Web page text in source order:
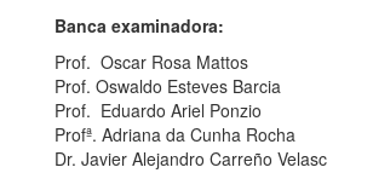
Banca examinadora:
Prof. Oscar Rosa Mattos
Prof. Oswaldo Esteves Barcia
Prof. Eduardo Ariel Ponzio
Profª. Adriana da Cunha Rocha
Dr. Javier Alejandro Carreño Velasc